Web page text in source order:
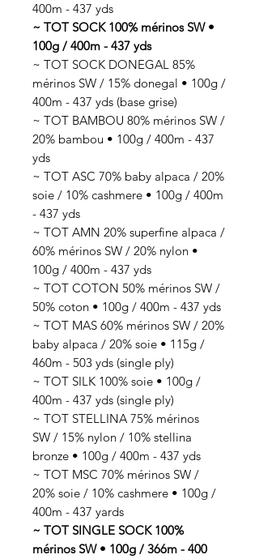
400m - 437 yds
~ TOT SOCK 100% mérinos SW •
100g / 400m - 437 yds
~ TOT SOCK DONEGAL 85%
mérinos SW / 15% donegal • 100g /
400m - 437 yds (base grise)
~ TOT BAMBOU 80% mérinos SW /
20% bambou • 100g / 400m - 437
yds
~ TOT ASC 70% baby alpaca / 20%
soie / 10% cashmere • 100g / 400m
- 437 yds
~ TOT AMN 20% superfine alpaca /
60% mérinos SW / 20% nylon •
100g / 400m - 437 yds
~ TOT COTON 50% mérinos SW /
50% coton • 100g / 400m - 437 yds
~ TOT MAS 60% mérinos SW / 20%
baby alpaca / 20% soie • 115g /
460m - 503 yds (single ply)
~ TOT SILK 100% soie • 100g /
400m - 437 yds (single ply)
~ TOT STELLINA 75% mérinos
SW / 15% nylon / 10% stellina
bronze • 100g / 400m - 437 yds
~ TOT MSC 70% mérinos SW /
20% soie / 10% cashmere • 100g /
400m - 437 yards
~ TOT SINGLE SOCK 100%
mérinos SW • 100g / 366m - 400